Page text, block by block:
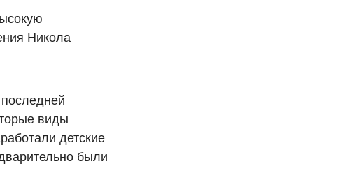
Никола
виды
детские
были